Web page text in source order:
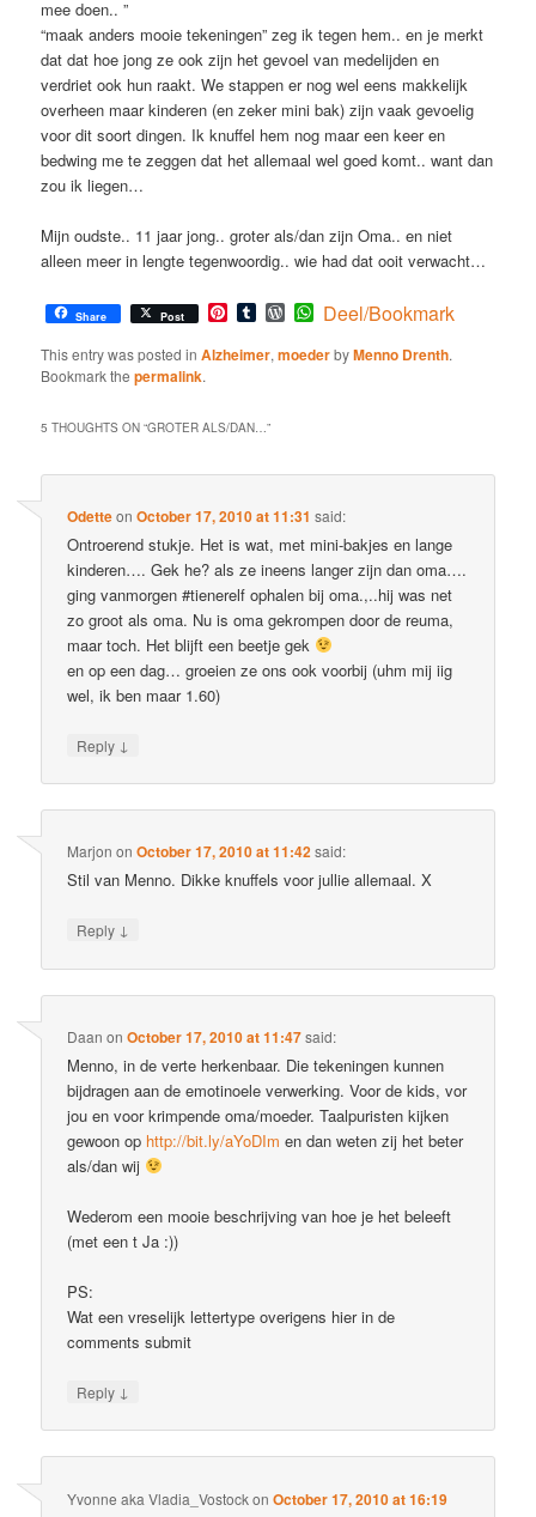
mee doen.. ”
“maak anders mooie tekeningen” zeg ik tegen hem.. en je merkt
dat dat hoe jong ze ook zijn het gevoel van medelijden en
verdriet ook hun raakt. We stappen er nog wel eens makkelijk
overheen maar kinderen (en zeker mini bak) zijn vaak gevoelig
voor dit soort dingen. Ik knuffel hem nog maar een keer en
bedwing me te zeggen dat het allemaal wel goed komt.. want dan
zou ik liegen…
Mijn oudste.. 11 jaar jong.. groter als/dan zijn Oma.. en niet
alleen meer in lengte tegenwoordig.. wie had dat ooit verwacht…
Share Post Pinterest
TumblrWordPress
WhatsApp
Deel/Bookmark
This entry was posted inAlzheimer,moederbyMenno Drenth.
Bookmark thepermalink.
5 THOUGHTS ON “GROTER ALS/DAN…”
OdetteonOctober 17, 2010 at 11:31 said:
Ontroerend stukje. Het is wat, met mini-bakjes en lange
kinderen…. Gek he? als ze ineens langer zijn dan oma….
ging vanmorgen #tienerelf ophalen bij oma.,..hij was net
zo groot als oma. Nu is oma gekrompen door de reuma,
maar toch. Het blijft een beetje gek
en op een dag… groeien ze ons ook voorbij (uhm mij iig
wel, ik ben maar 1.60)
Reply ↓
Marjon onOctober 17, 2010 at 11:42said:
Stil van Menno. Dikke knuffels voor jullie allemaal. X
Reply ↓
Daan onOctober 17, 2010 at 11:47said:
Menno, in de verte herkenbaar. Die tekeningen kunnen
bijdragen aan de emotinoele verwerking. Voor de kids, vor
jou en voor krimpende oma/moeder. Taalpuristen kijken
gewoon op http://bit.ly/aYoDIm en dan weten zij het beter
als/dan wij
Wederom een mooie beschrijving van hoe je het beleeft
(met een t Ja :))
PS:
Wat een vreselijk lettertype overigens hier in de
comments submit
Reply ↓
Yvonne aka Vladia_VostockonOctober 17, 2010 at 16:19